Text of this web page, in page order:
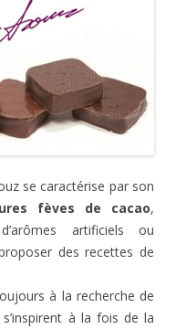
se caractérise par son
fèves de cacao,
artificiels ou
des recettes de
à la recherche de
à la fois de la